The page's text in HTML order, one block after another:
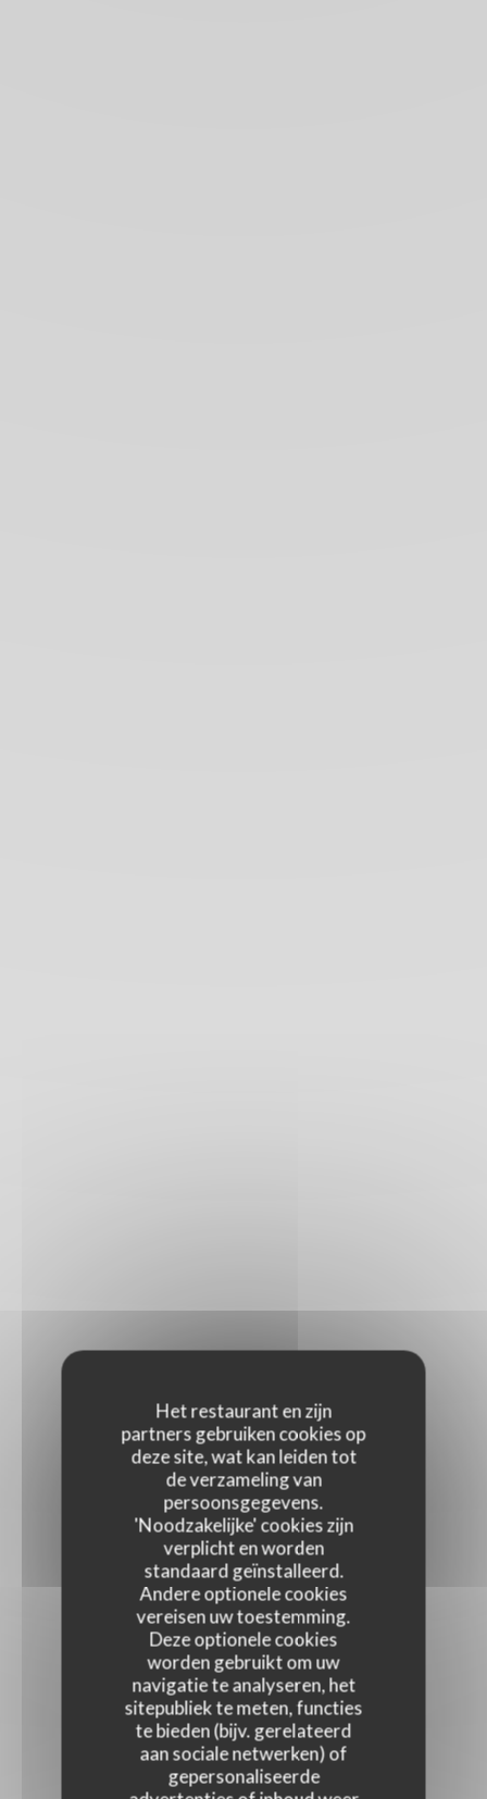
Het restaurant en zijn
partners gebruiken cookies op
deze site, wat kan leiden tot
de verzameling van
persoonsgegevens.
'Noodzakelijke' cookies zijn
verplicht en worden
standaard geïnstalleerd.
Andere optionele cookies
vereisen uw toestemming.
Deze optionele cookies
worden gebruikt om uw
navigatie te analyseren, het
sitepubliek te meten, functies
te bieden (bijv. gerelateerd
aan sociale netwerken) of
gepersonaliseerde